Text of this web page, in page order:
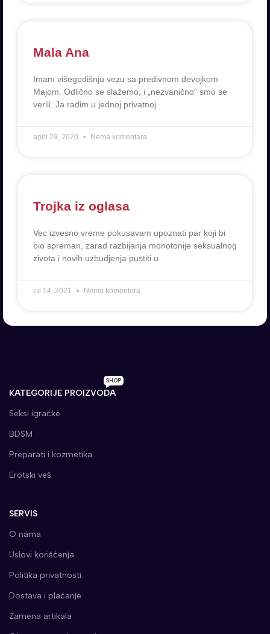
Mala Ana
Imam višegodišnju vezu sa predivnom devojkom
Majom. Odlično se slažemo, i „nezvanično“ smo se
verili. Ja radim u jednoj privatnoj
april 29, 2020 Nema komentara
Trojka iz oglasa
Vec izvesno vreme pokusavam upoznati par koji bi
bio spreman, zarad razbijanja monotonije seksualnog
zivota i novih uzbudjenja pustiti u
jul 14, 2021 Nema komentara
KATEGORIJE PROIZVODA
SHOP
Seksi igračke
BDSM
Preparati i kozmetika
Erotski veš
SERVIS
O nama
Uslovi korišćenja
Politika privatnosti
Dostava i plaćanje
Zamena artikala